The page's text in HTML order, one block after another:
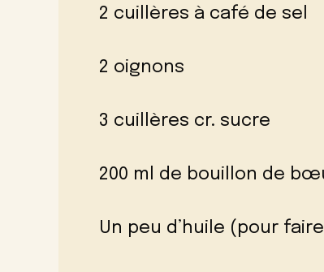
2 cuillères à café de sel
2 oignons
3 cuillères cr. sucre
200 ml de bouillon de
Un peu d’huile (pour